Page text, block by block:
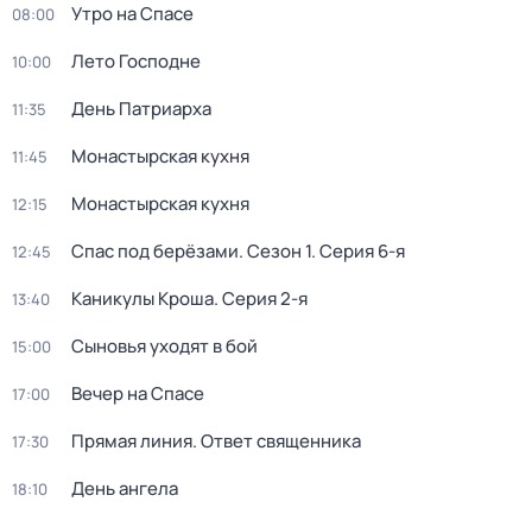
08:00 Утро на Спасе
10:00 Лето Господне
11:35 День Патриарха
11:45 Монастырская кухня
12:15 Монастырская кухня
12:45 Спас под берёзами. Сезон 1. Серия 6-я
13:40 Каникулы Кроша. Серия 2-я
15:00 Сыновья уходят в бой
17:00 Вечер на Спасе
17:30 Прямая линия. Ответ священника
18:10 День ангела